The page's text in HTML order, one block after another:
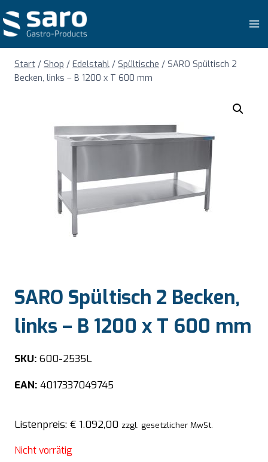
Inhalt
springen
Start / Shop / Edelstahl / Spültische / SARO Spültisch 2
Becken, links – B 1200 x T 600 mm
SARO Spültisch 2 Becken,
links – B 1200 x T 600 mm
SKU: 600-2535L
EAN: 4017337049745
Listenpreis: € 1.092,00 zzgl. gesetzlicher MwSt.
Nicht vorrätig